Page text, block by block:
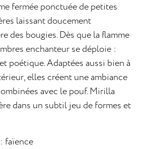
fermée ponctuée de petites
laissant doucement
des bougies. Dès que la flamme
enchanteur se déploie :
poétique. Adaptées aussi bien à
elles créent une ambiance
avec le pouf. Mirilla
dans un subtil jeu de formes et
faïence